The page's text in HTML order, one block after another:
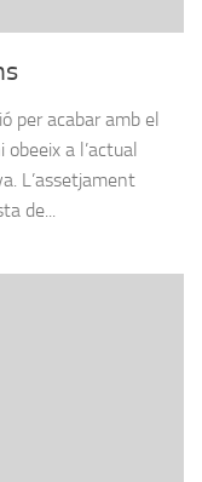
per acabar amb el
a l’actual
L’assetjament
de...